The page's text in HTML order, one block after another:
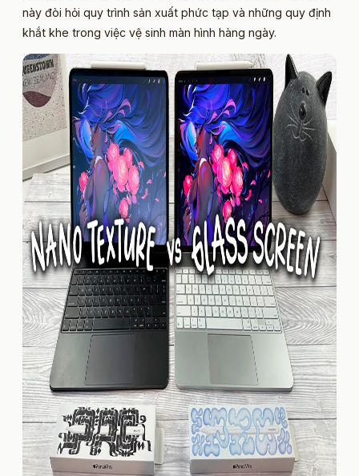
này đòi hỏi quy trình sản xuất phức tạp và những quy định
khắt khe trong việc vệ sinh màn hình hàng ngày.